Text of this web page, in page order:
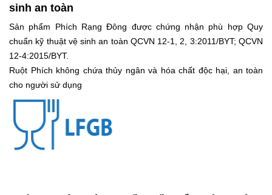
sinh an toàn
Sản phẩm Phích Rạng Đông được chứng nhận phù hợp Quy
chuẩn kỹ thuật vệ sinh an toàn QCVN 12-1, 2, 3:2011/BYT; QCVN
12-4:2015/BYT.
Ruột Phích không chứa thủy ngân và hóa chất độc hại, an toàn
cho người sử dụng